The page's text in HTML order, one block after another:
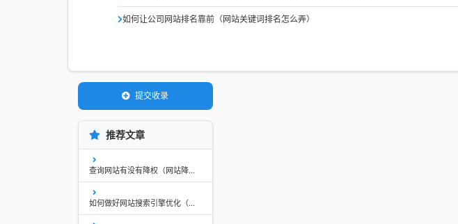
如何让公司网站排名靠前（网站关键词排名怎么弄）
提交收录
推荐文章
查询网站有没有降权（网站降权的原因如何知道）
如何做好网站搜索引擎优化（所有搜索引擎的抓取程序都叫蜘蛛）